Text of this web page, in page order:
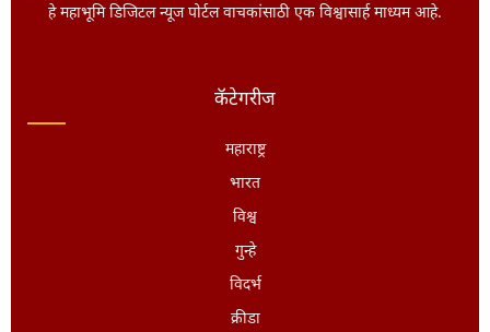
हे महाभूमि डिजिटल न्यूज पोर्टल वाचकांसाठी एक विश्वासार्ह माध्यम आहे.
कॅटेगरीज
महाराष्ट्र
भारत
विश्व
गुन्हे
विदर्भ
क्रीडा